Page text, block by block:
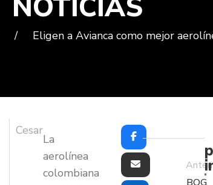
/ Eligen a Avianca como mejor
Cesar
La
aerolínea
colombiana